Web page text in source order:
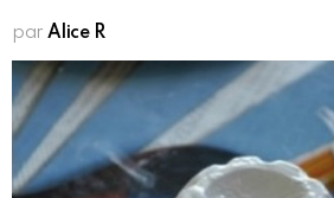
par Alice R